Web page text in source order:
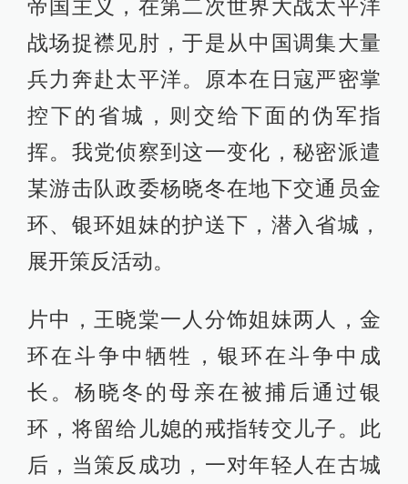
帝国主义，在第二次世界大战太平洋
战场捉襟见肘，于是从中国调集大量
兵力奔赴太平洋。原本在日寇严密掌
控下的省城，则交给下面的伪军指
挥。我党侦察到这一变化，秘密派遣
某游击队政委杨晓冬在地下交通员金
环、银环姐妹的护送下，潜入省城，
展开策反活动。
片中，王晓棠一人分饰姐妹两人，金
环在斗争中牺牲，银环在斗争中成
长。杨晓冬的母亲在被捕后通过银
环，将留给儿媳的戒指转交儿子。此
后，当策反成功，一对年轻人在古城